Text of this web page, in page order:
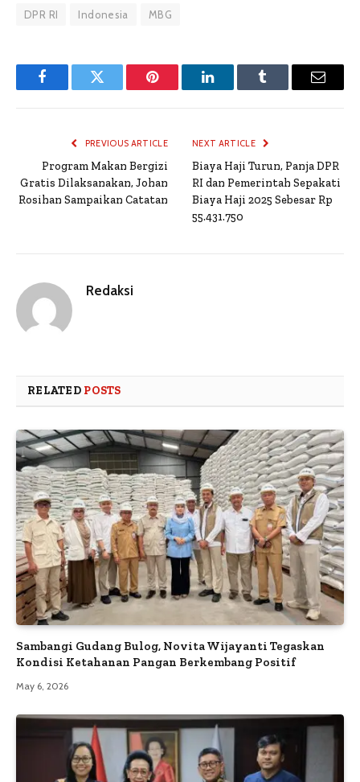
DPR RI Indonesia MBG
FacebookTwitter Pinterest LinkedInTumblr Email
PREVIOUS ARTICLE
Program Makan Bergizi
Gratis Dilaksanakan, Johan
Rosihan Sampaikan Catatan
NEXT ARTICLE
Biaya Haji Turun, Panja DPR
RI dan Pemerintah Sepakati
Biaya Haji 2025 Sebesar Rp
55.431.750
Redaksi
RELATED POSTS
Sambangi Gudang Bulog, Novita Wijayanti Tegaskan
Kondisi Ketahanan Pangan Berkembang Positif
May 6, 2026